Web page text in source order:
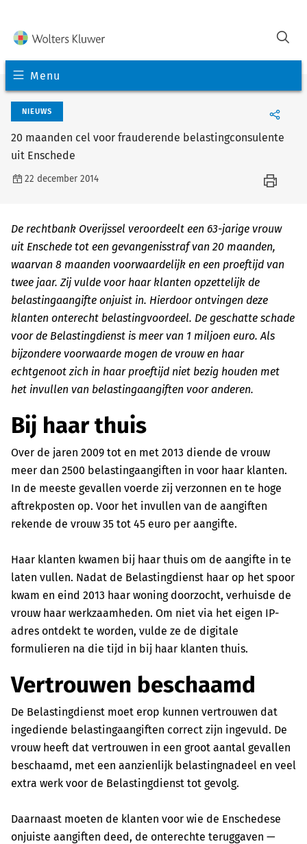
Menu
NIEUWS
20 maanden cel voor frauderende belastingconsulente
uit Enschede
22 december 2014
De rechtbank Overijssel veroordeelt een 63-jarige vrouw
uit Enschede tot een gevangenisstraf van 20 maanden,
waarvan 8 maanden voorwaardelijk en een proeftijd van
twee jaar. Zij vulde voor haar klanten opzettelijk de
belastingaangifte onjuist in. Hierdoor ontvingen deze
klanten onterecht belastingvoordeel. De geschatte schade
voor de Belastingdienst is meer van 1 miljoen euro. Als
bijzondere voorwaarde mogen de vrouw en haar
echtgenoot zich in haar proeftijd niet bezig houden met
het invullen van belastingaangiften voor anderen.
Bij haar thuis
Over de jaren 2009 tot en met 2013 diende de vrouw
meer dan 2500 belastingaangiften in voor haar klanten.
In de meeste gevallen voerde zij verzonnen en te hoge
aftrekposten op. Voor het invullen van de aangiften
rekende de vrouw 35 tot 45 euro per aangifte.
Haar klanten kwamen bij haar thuis om de aangifte in te
laten vullen. Nadat de Belastingdienst haar op het spoor
kwam en eind 2013 haar woning doorzocht, verhuisde de
vrouw haar werkzaamheden. Om niet via het eigen IP-
adres ontdekt te worden, vulde ze de digitale
formulieren na die tijd in bij haar klanten thuis.
Vertrouwen beschaamd
De Belastingdienst moet erop kunnen vertrouwen dat
ingediende belastingaangiften correct zijn ingevuld. De
vrouw heeft dat vertrouwen in een groot aantal gevallen
beschaamd, met een aanzienlijk belastingnadeel en veel
extra werk voor de Belastingdienst tot gevolg.
Daarnaast moeten de klanten voor wie de Enschedese
onjuiste aangiften deed, de onterechte teruggaven —